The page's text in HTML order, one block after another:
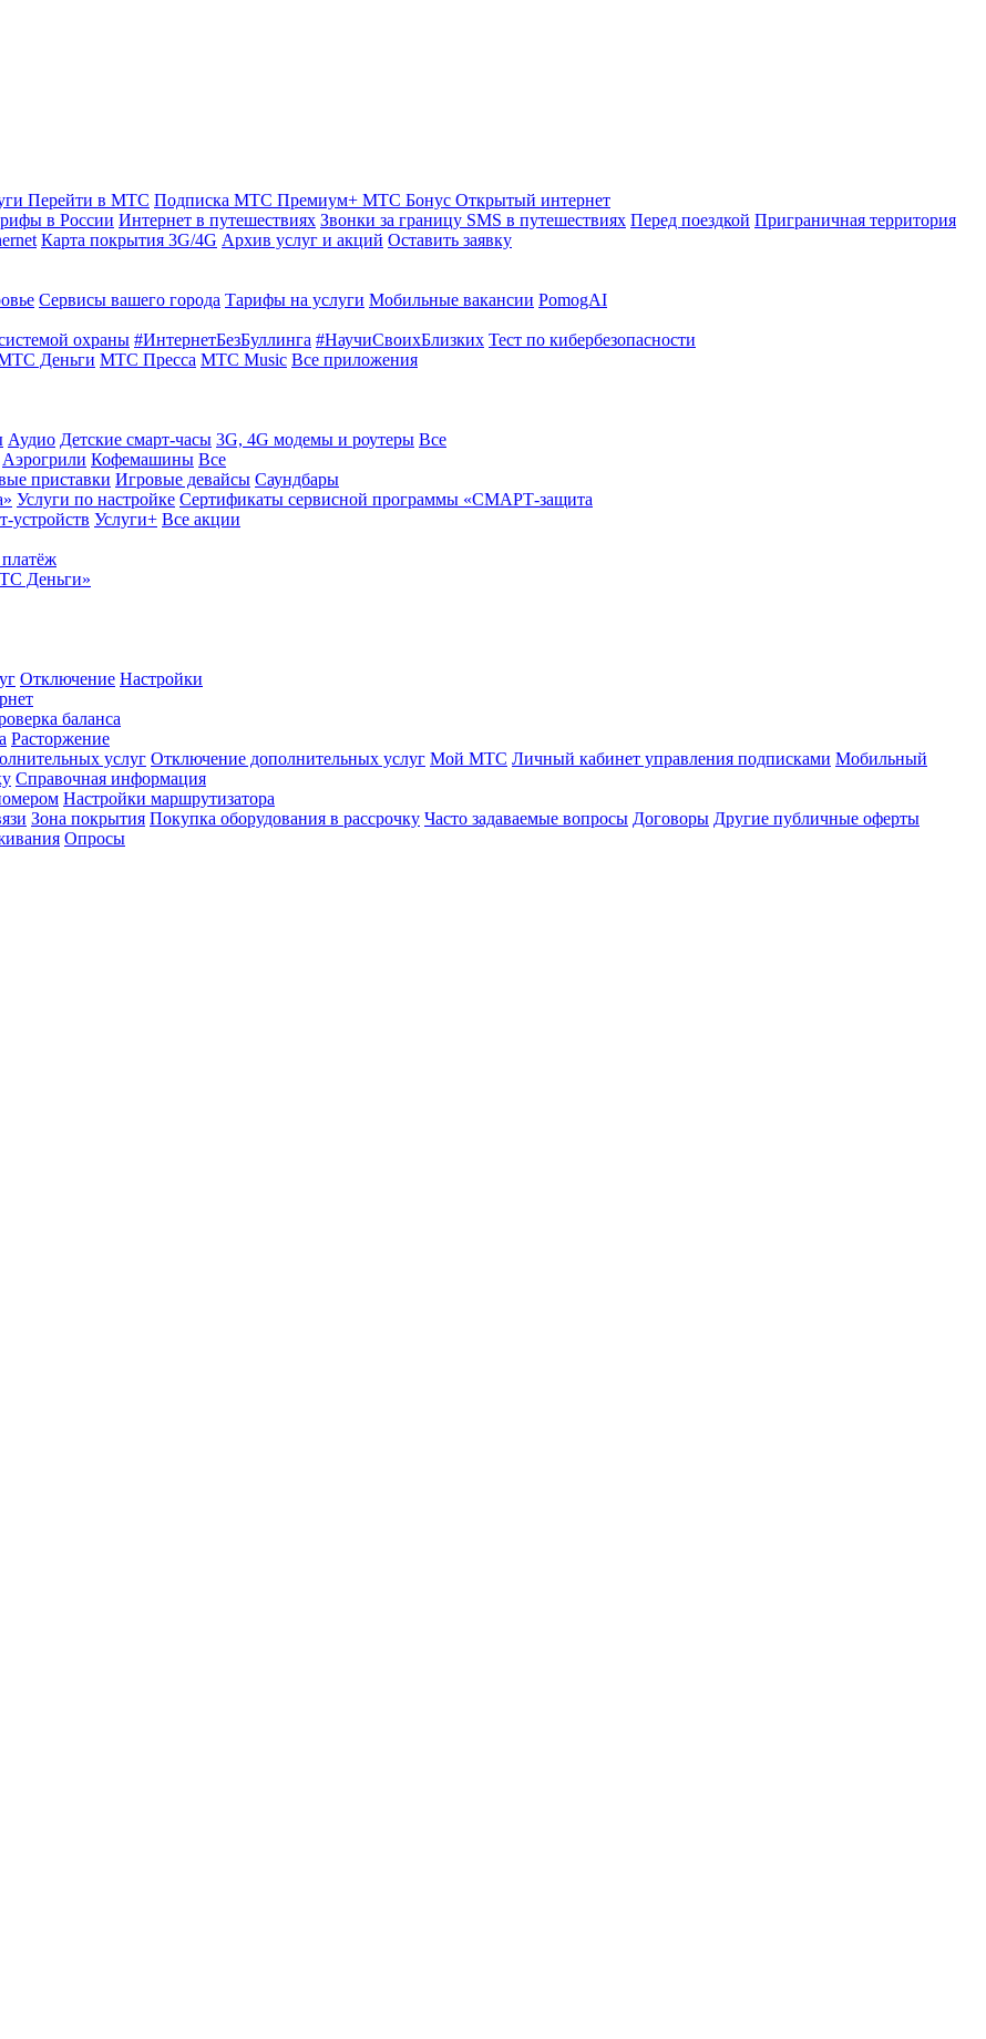
Перейти в МТС Подписка МТС Премиум+ МТС Бонус Открытый интернет
в России Интернет в путешествиях Звонки за границу SMS в путешествиях Перед поездкой Приграничная территория
Карта покрытия 3G/4G Архив услуг и акций Оставить заявку
Сервисы вашего города Тарифы на услуги Мобильные вакансии PomogAI
охраны #ИнтернетБезБуллинга #НаучиСвоихБлизких Тест по кибербезопасности
Деньги МТС Пресса МТС Music Все приложения
Аудио Детские смарт-часы 3G, 4G модемы и роутеры Все
Аэрогрили Кофемашины Все
приставки Игровые девайсы Саундбары
Услуги по настройке Сертификаты сервисной программы «СМАРТ-защита
устройств Услуги+ Все акции
Деньги»
Отключение Настройки
баланса
Расторжение
услуг Отключение дополнительных услуг Мой МТС Личный кабинет управления подписками Мобильный
Справочная информация
Настройки маршрутизатора
Зона покрытия Покупка оборудования в рассрочку Часто задаваемые вопросы Договоры Другие публичные оферты
Опросы